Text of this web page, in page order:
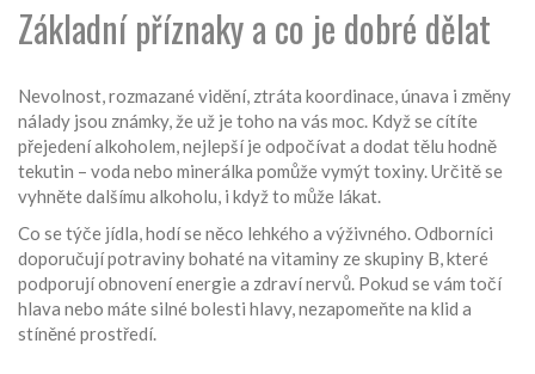
Základní příznaky a co je dobré dělat
Nevolnost, rozmazané vidění, ztráta koordinace, únava i změny
nálady jsou známky, že už je toho na vás moc. Když se cítíte
přejedení alkoholem, nejlepší je odpočívat a dodat tělu hodně
tekutin – voda nebo minerálka pomůže vymýt toxiny. Určitě se
vyhněte dalšímu alkoholu, i když to může lákat.
Co se týče jídla, hodí se něco lehkého a výživného. Odborníci
doporučují potraviny bohaté na vitaminy ze skupiny B, které
podporují obnovení energie a zdraví nervů. Pokud se vám točí
hlava nebo máte silné bolesti hlavy, nezapomeňte na klid a
stíněné prostředí.